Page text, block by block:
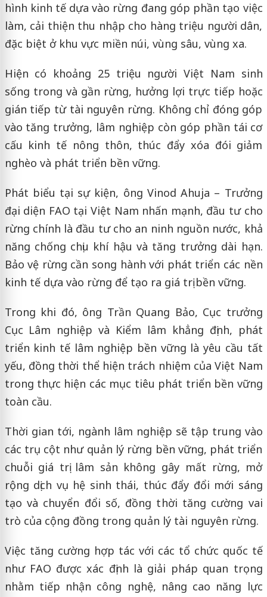
hình kinh tế dựa vào rừng đang góp phần tạo việc
làm, cải thiện thu nhập cho hàng triệu người dân,
đặc biệt ở khu vực miền núi, vùng sâu, vùng xa.
Hiện có khoảng 25 triệu người Việt Nam sinh
sống trong và gần rừng, hưởng lợi trực tiếp hoặc
gián tiếp từ tài nguyên rừng. Không chỉ đóng góp
vào tăng trưởng, lâm nghiệp còn góp phần tái cơ
cấu kinh tế nông thôn, thúc đẩy xóa đói giảm
nghèo và phát triển bền vững.
Phát biểu tại sự kiện, ông Vinod Ahuja – Trưởng
đại diện FAO tại Việt Nam nhấn mạnh, đầu tư cho
rừng chính là đầu tư cho an ninh nguồn nước, khả
năng chống chịu khí hậu và tăng trưởng dài hạn.
Bảo vệ rừng cần song hành với phát triển các nền
kinh tế dựa vào rừng để tạo ra giá trị bền vững.
Trong khi đó, ông Trần Quang Bảo, Cục trưởng
Cục Lâm nghiệp và Kiểm lâm khẳng định, phát
triển kinh tế lâm nghiệp bền vững là yêu cầu tất
yếu, đồng thời thể hiện trách nhiệm của Việt Nam
trong thực hiện các mục tiêu phát triển bền vững
toàn cầu.
Thời gian tới, ngành lâm nghiệp sẽ tập trung vào
các trụ cột như quản lý rừng bền vững, phát triển
chuỗi giá trị lâm sản không gây mất rừng, mở
rộng dịch vụ hệ sinh thái, thúc đẩy đổi mới sáng
tạo và chuyển đổi số, đồng thời tăng cường vai
trò của cộng đồng trong quản lý tài nguyên rừng.
Việc tăng cường hợp tác với các tổ chức quốc tế
như FAO được xác định là giải pháp quan trọng
nhằm tiếp nhận công nghệ, nâng cao năng lực